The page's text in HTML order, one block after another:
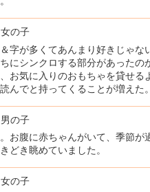
の子
字が多くてあんまり好きじゃな
にシンクロする部分があったの
お気に入りのおもちゃを貸せる
んでと持ってくることが増えた。
の子
お腹に赤ちゃんがいて、季節が
どき眺めていました。
の子